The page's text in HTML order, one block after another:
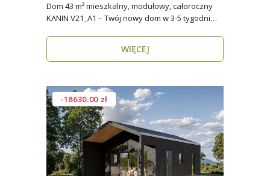
Dom 43 m² mieszkalny, modułowy, całoroczny
KANIN V21_A1 – Twój nowy dom w 3-5 tygodni
WIĘCEJ
-18630.00 zł